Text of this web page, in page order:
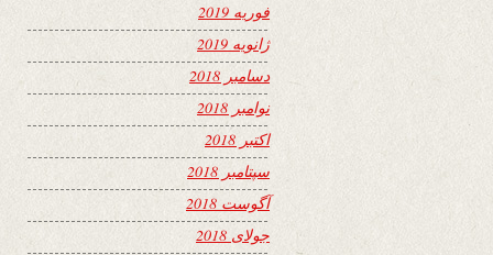
فوریه 2019
ژانویه 2019
دسامبر 2018
نوامبر 2018
اکتبر 2018
سپتامبر 2018
آگوست 2018
جولای 2018